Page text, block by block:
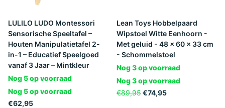
LULILO LUDO Montessori
Sensorische Speeltafel –
Houten Manipulatietafel 2-
in-1 – Educatief Speelgoed
vanaf 3 Jaar – Mintkleur
Nog 5 op voorraad
Nog 5 op voorraad
€62,95
Lean Toys Hobbelpaard
Wipstoel Witte Eenhoorn -
Met geluid - 48 x 60 x 33 cm
- Schommelstoel
Nog 3 op voorraad
Nog 3 op voorraad
€89,95€74,95